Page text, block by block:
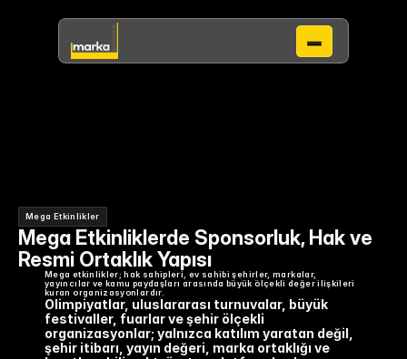
Çalışma Alanları
Mega Etkinlikler
Mega Etkinliklerde Sponsorluk, Hak ve
Resmi Ortaklık Yapısı
Mega etkinlikler; hak sahipleri, ev sahibi şehirler, markalar,
yayıncılar ve kamu paydaşları arasında büyük ölçekli değer ilişkileri
kuran organizasyonlardır.
Olimpiyatlar, uluslararası turnuvalar, büyük
festivaller, fuarlar ve şehir ölçekli
organizasyonlar; yalnızca katılım yaratan değil,
şehir itibarı, yayın değeri, marka ortaklığı ve